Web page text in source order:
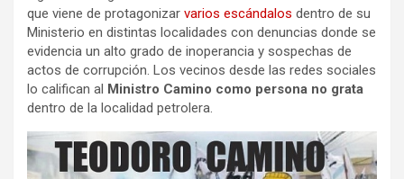
que viene de protagonizar varios escándalos dentro de su
Ministerio en distintas localidades con denuncias donde se
evidencia un alto grado de inoperancia y sospechas de
actos de corrupción. Los vecinos desde las redes sociales
lo califican al Ministro Camino como persona no grata
dentro de la localidad petrolera.